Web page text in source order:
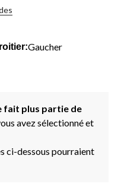
Gaucher
fait plus partie de
avez sélectionné et
ci-dessous pourraient